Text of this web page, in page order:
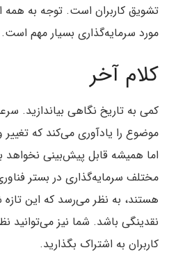
تشویق کاربران است. توجه به همه
مورد سرمایه‌گذاری بسیار مهم است.
کلام آخر
کمی به تاریخ نگاهی بیاندازید.
موضوع را یادآوری می‌کند که
اما همیشه قابل پیش‌بینی
مختلف سرمایه‌گذاری در بستر
هستند، به نظر می‌رسد که این
نقدینگی باشد. شما نیز می‌توانید
کاربران به اشتراک بگذارید.